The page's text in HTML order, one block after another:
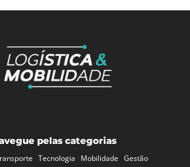
pelas categorias
Tecnologia Mobilidade Gestão